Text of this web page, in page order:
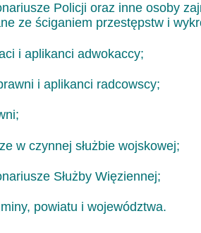
Policji oraz inne osoby
ze ściganiem przestępstw i
i aplikanci adwokaccy;
i aplikanci radcowscy;
w czynnej służbie wojskowej;
Służby Więziennej;
powiatu i województwa.